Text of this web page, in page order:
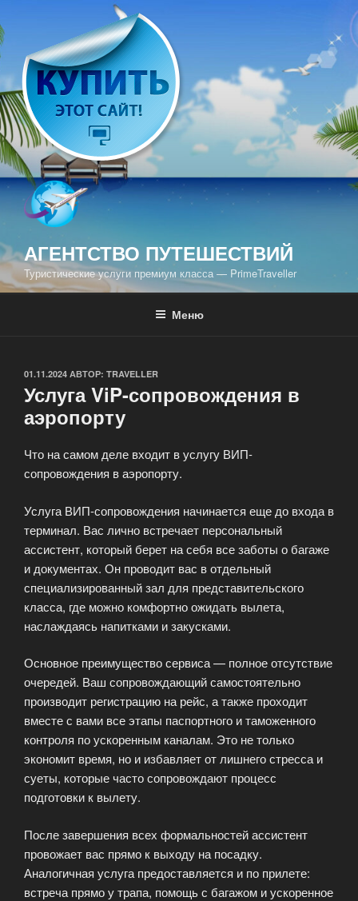
к
содержимому
АГЕНТСТВО ПУТЕШЕСТВИЙ
Туристические услуги премиум класса — PrimeTraveller
Меню
ОПУБЛИКОВАНО
01.11.2024 АВТОР: TRAVELLER
Услуга ViP-сопровождения в
аэропорту
Что на самом деле входит в услугу ВИП-
сопровождения в аэропорту.
Услуга ВИП-сопровождения начинается еще до входа в
терминал. Вас лично встречает персональный
ассистент, который берет на себя все заботы о багаже
и документах. Он проводит вас в отдельный
специализированный зал для представительского
класса, где можно комфортно ожидать вылета,
наслаждаясь напитками и закусками.
Основное преимущество сервиса — полное отсутствие
очередей. Ваш сопровождающий самостоятельно
производит регистрацию на рейс, а также проходит
вместе с вами все этапы паспортного и таможенного
контроля по ускоренным каналам. Это не только
экономит время, но и избавляет от лишнего стресса и
суеты, которые часто сопровождают процесс
подготовки к вылету.
После завершения всех формальностей ассистент
провожает вас прямо к выходу на посадку.
Аналогичная услуга предоставляется и по прилете:
встреча прямо у трапа, помощь с багажом и ускоренное